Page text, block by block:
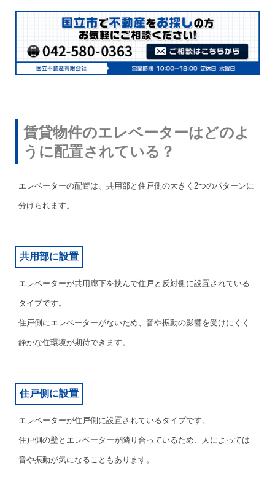
賃貸物件のエレベーターはどのよ
うに配置されている？
エレベーターの配置は、共用部と住戸側の大きく2つのパターンに
分けられます。
共用部に設置
エレベーターが共用廊下を挟んで住戸と反対側に設置されている
タイプです。
住戸側にエレベーターがないため、音や振動の影響を受けにくく
静かな住環境が期待できます。
住戸側に設置
エレベーターが住戸側に設置されているタイプです。
住戸側の壁とエレベーターが隣り合っているため、人によっては
音や振動が気になることもあります。